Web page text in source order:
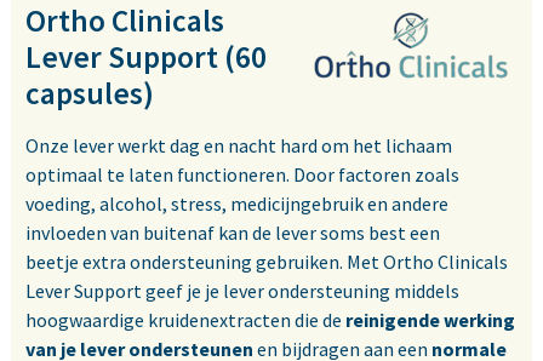
Ortho Clinicals
Lever Support (60
capsules)
Onze lever werkt dag en nacht hard om het lichaam
optimaal te laten functioneren. Door factoren zoals
voeding, alcohol, stress, medicijngebruik en andere
invloeden van buitenaf kan de lever soms best een
beetje extra ondersteuning gebruiken. Met Ortho Clinicals
Lever Support geef je je lever ondersteuning middels
hoogwaardige kruidenextracten die de reinigende werking
van je lever ondersteunen en bijdragen aan een normale